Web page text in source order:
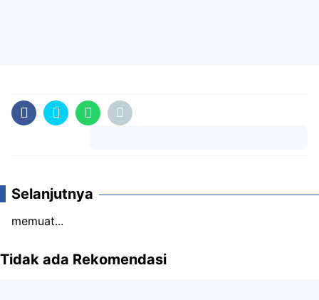
Selanjutnya
memuat...
Tidak ada Rekomendasi